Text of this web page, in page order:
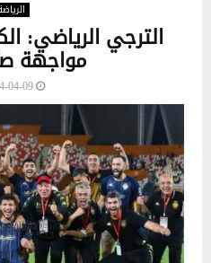
الترجي الرياضي:
مواجهة
04-09